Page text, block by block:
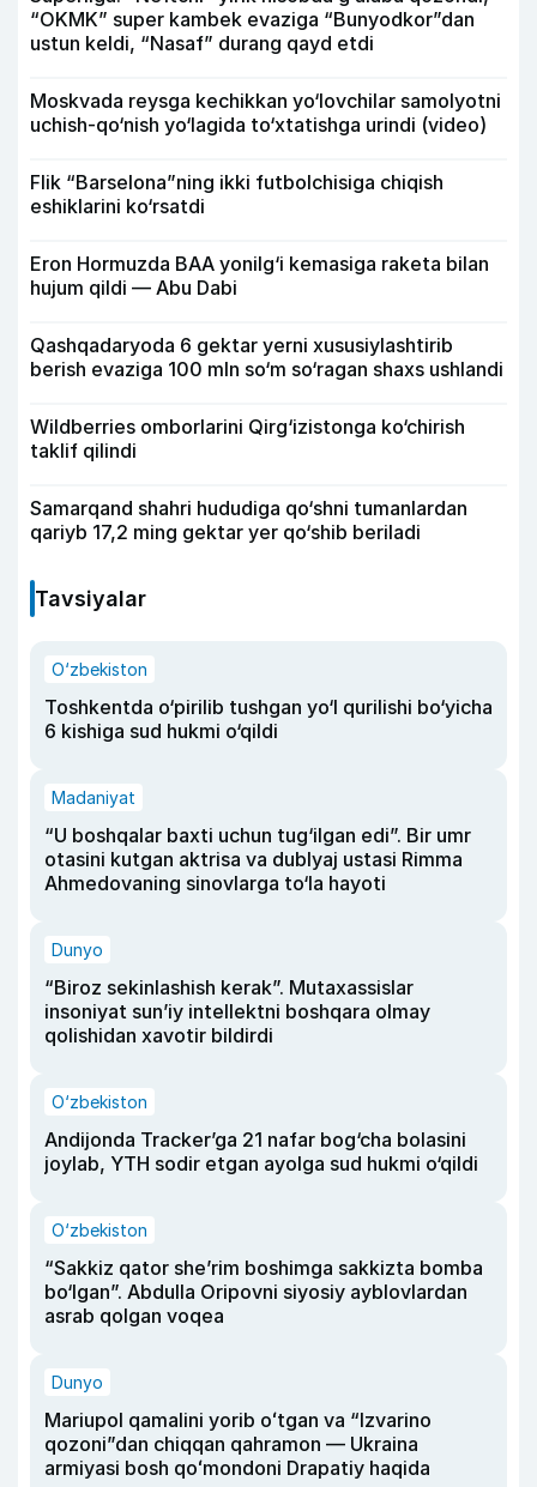
“OKMK” super kambek evaziga “Bunyodkor”dan
ustun keldi, “Nasaf” durang qayd etdi
Moskvada reysga kechikkan yo‘lovchilar samolyotni
uchish-qo‘nish yo‘lagida to‘xtatishga urindi (video)
Flik “Barselona”ning ikki futbolchisiga chiqish
eshiklarini ko‘rsatdi
Eron Hormuzda BAA yonilg‘i kemasiga raketa bilan
hujum qildi — Abu Dabi
Qashqadaryoda 6 gektar yerni xususiylashtirib
berish evaziga 100 mln so‘m so‘ragan shaxs ushlandi
Wildberries omborlarini Qirg‘izistonga ko‘chirish
taklif qilindi
Samarqand shahri hududiga qo‘shni tumanlardan
qariyb 17,2 ming gektar yer qo‘shib beriladi
Tavsiyalar
O‘zbekiston
Toshkentda o‘pirilib tushgan yo‘l qurilishi bo‘yicha
6 kishiga sud hukmi o‘qildi
Madaniyat
“U boshqalar baxti uchun tug‘ilgan edi”. Bir umr
otasini kutgan aktrisa va dublyaj ustasi Rimma
Ahmedovaning sinovlarga to‘la hayoti
Dunyo
“Biroz sekinlashish kerak”. Mutaxassislar
insoniyat sun’iy intellektni boshqara olmay
qolishidan xavotir bildirdi
O‘zbekiston
Andijonda Tracker’ga 21 nafar bog‘cha bolasini
joylab, YTH sodir etgan ayolga sud hukmi o‘qildi
O‘zbekiston
“Sakkiz qator she’rim boshimga sakkizta bomba
bo‘lgan”. Abdulla Oripovni siyosiy ayblovlardan
asrab qolgan voqea
Dunyo
Mariupol qamalini yorib oʻtgan va “Izvarino
qozoni”dan chiqqan qahramon — Ukraina
armiyasi bosh qoʻmondoni Drapatiy haqida